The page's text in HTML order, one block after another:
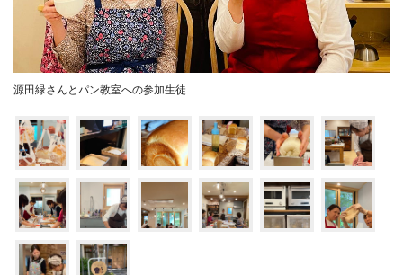
源田緑さんとパン教室への参加生徒